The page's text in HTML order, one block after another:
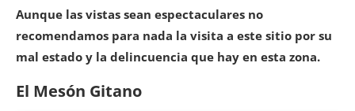
Aunque las vistas sean espectaculares no
recomendamos para nada la visita a este sitio por su
mal estado y la delincuencia que hay en esta zona.
El Mesón Gitano